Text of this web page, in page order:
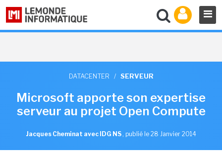
DATACENTER / SERVEUR
Microsoft apporte son expertise
serveur au projet Open Compute
Jacques Cheminat avec IDG NS , publié le 28 Janvier 2014